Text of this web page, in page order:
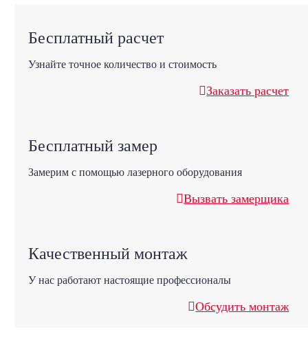
Бесплатный расчет
Узнайте точное количество и стоимость
Заказать расчет
Бесплатный замер
Замерим с помощью лазерного оборудования
Вызвать замерщика
Качественный монтаж
У нас работают настоящие профессионалы
Обсудить монтаж